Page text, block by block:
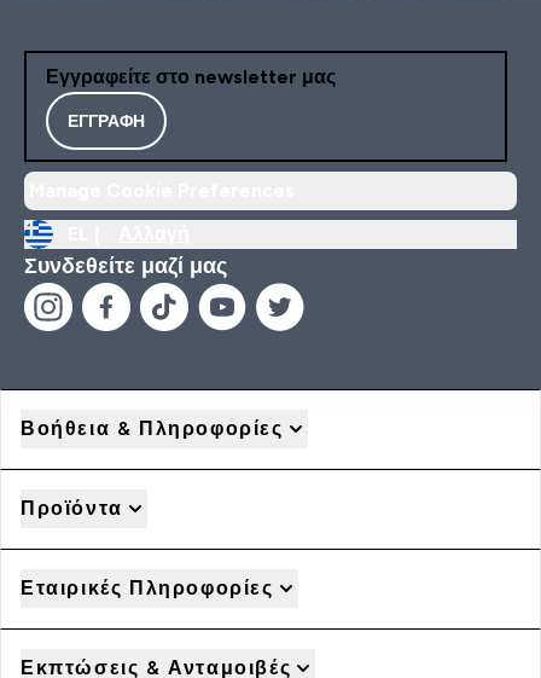
Εγγραφείτε στο newsletter μας
ΕΓΓΡΑΦΉ
Συνδεθείτε μαζί μας
Βοήθεια & Πληροφορίες
Προϊόντα
Εταιρικές Πληροφορίες
Εκπτώσεις & Ανταμοιβές